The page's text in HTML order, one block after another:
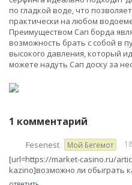
по гладкой воде, что
практически на любом
Преимуществом Сап борда
возможность брать с собой в
высокого давления, который
можете надуть Сап доску за
1 комментарий
Fesenest Мой Бегемот
[url=https://market-casino.ru/
kazino]возможно ли обыграть